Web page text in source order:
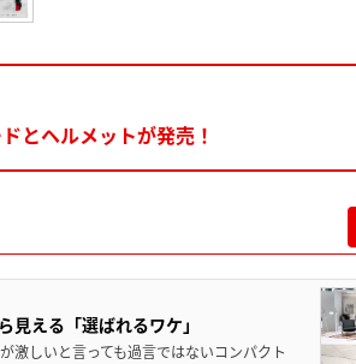
とヘルメットが発売！
える「選ばれるワケ」
激しいと言っても過言ではないコンパクト